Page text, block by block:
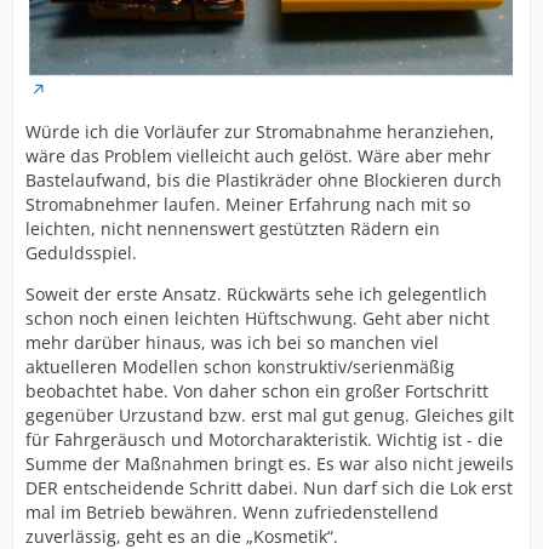
Würde ich die Vorläufer zur Stromabnahme heranziehen,
wäre das Problem vielleicht auch gelöst. Wäre aber mehr
Bastelaufwand, bis die Plastikräder ohne Blockieren durch
Stromabnehmer laufen. Meiner Erfahrung nach mit so
leichten, nicht nennenswert gestützten Rädern ein
Geduldsspiel.
Soweit der erste Ansatz. Rückwärts sehe ich gelegentlich
schon noch einen leichten Hüftschwung. Geht aber nicht
mehr darüber hinaus, was ich bei so manchen viel
aktuelleren Modellen schon konstruktiv/serienmäßig
beobachtet habe. Von daher schon ein großer Fortschritt
gegenüber Urzustand bzw. erst mal gut genug. Gleiches gilt
für Fahrgeräusch und Motorcharakteristik. Wichtig ist - die
Summe der Maßnahmen bringt es. Es war also nicht jeweils
DER entscheidende Schritt dabei. Nun darf sich die Lok erst
mal im Betrieb bewähren. Wenn zufriedenstellend
zuverlässig, geht es an die „Kosmetik“.